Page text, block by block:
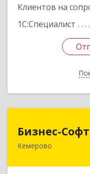
Клиентов на
1С:Специалист
Бизнес-
Кемерово650992,